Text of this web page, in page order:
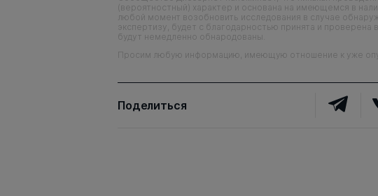
(вероятностный) характер и основана на имеющемся в
любой момент возобновить исследования в случае
экспертизу, будет с благодарностью принята и
будут немедленно обнародованы.
Просим любую информацию, имеющую отношение к уже
Поделиться